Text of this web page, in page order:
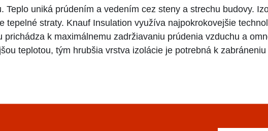
uniká prúdením a vedením cez steny a strechu budovy.
tepelné straty. Knauf Insulation využíva najpokrokovejšie
k maximálnemu zadržiavaniu prúdenia vzduchu a
teplotou, tým hrubšia vrstva izolácie je potrebná k